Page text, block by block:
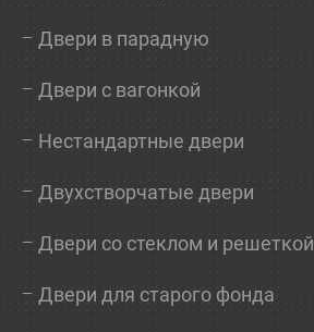
Двери в парадную
Двери с вагонкой
Нестандартные двери
Двухстворчатые двери
Двери со стеклом и решеткой
Двери для старого фонда